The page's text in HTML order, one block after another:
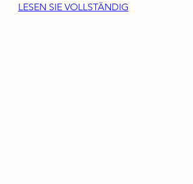
LESEN SIE VOLLSTÄNDIG